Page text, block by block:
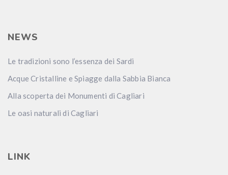
NEWS
Le tradizioni sono l’essenza dei Sardi
Acque Cristalline e Spiagge dalla Sabbia Bianca
Alla scoperta dei Monumenti di Cagliari
Le oasi naturali di Cagliari
LINK